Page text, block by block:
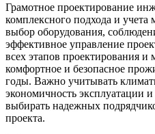
Грамотное проектирование
комплексного подхода и
выбор оборудования,
эффективное управление
всех этапов проектирования
комфортное и безопасное
годы. Важно учитывать
экономичность эксплуатации
выбирать надежных
проекта.